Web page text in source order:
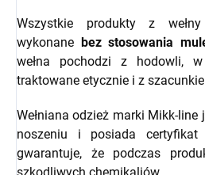
Wszystkie produkty z
wykonane
bez stosowania
wełna pochodzi z hodowli,
traktowane etycznie i z
Wełniana odzież marki Mikk-
noszeniu i posiada certyfikat
gwarantuje, że podczas